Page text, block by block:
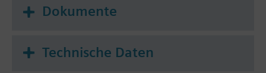
Dokumente
Technische Daten